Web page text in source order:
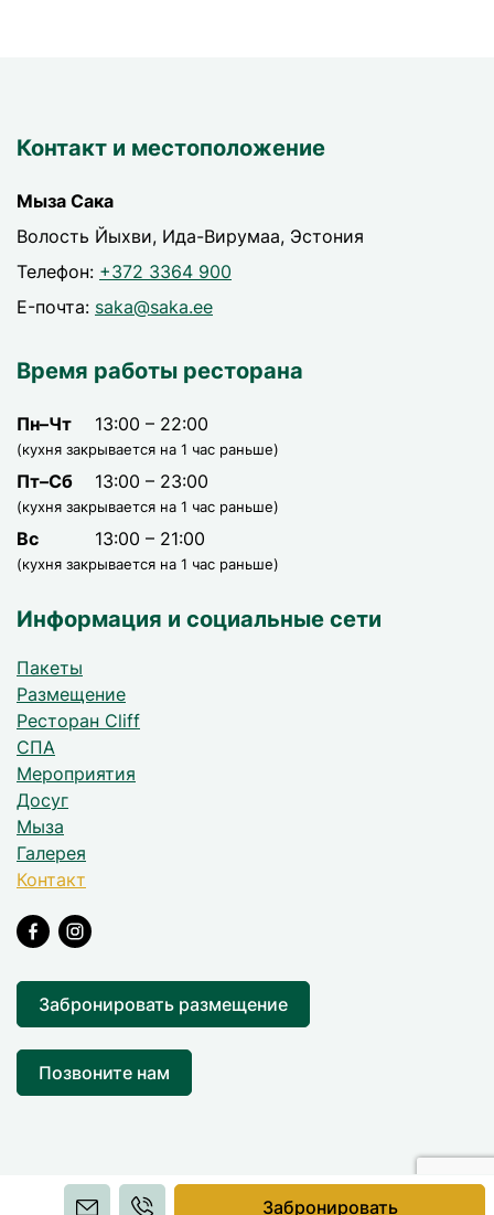
Забронировать
Контакт и местоположение
Мыза Сака
Волость Йыхви, Ида-Вирумаа, Эстония
Телефон: +372 3364 900
E-почта: saka@saka.ee
Время работы ресторана
Пн–Чт 13:00 – 22:00
(кухня закрывается на 1 час раньше)
Пт–Сб 13:00 – 23:00
(кухня закрывается на 1 час раньше)
Вс 13:00 – 21:00
(кухня закрывается на 1 час раньше)
Информация и социальные сети
Пакеты
Размещение
Ресторан Cliff
СПА
Мероприятия
Досуг
Мыза
Галерея
Контакт
Забронировать размещение
Позвоните нам